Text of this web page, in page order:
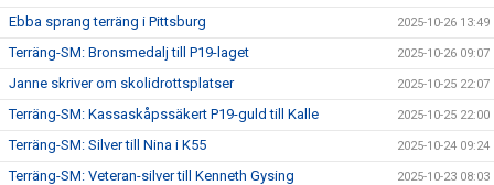
Ebba sprang terräng i Pittsburg 2025-10-26 13:49
Terräng-SM: Bronsmedalj till P19-laget 2025-10-26 09:07
Janne skriver om skolidrottsplatser 2025-10-25 22:07
Terräng-SM: Kassaskåpssäkert P19-guld till Kalle 2025-10-25 22:00
Terräng-SM: Silver till Nina i K55 2025-10-24 09:24
Terräng-SM: Veteran-silver till Kenneth Gysing 2025-10-23 08:03